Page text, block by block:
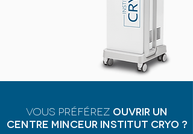
Vous préférez ouvrir un
centre minceur Institut Cryo ?